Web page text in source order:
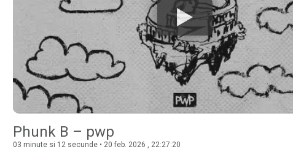
Phunk B – pwp
03 minute si 12 secunde • 20 feb. 2026 , 22:27:20